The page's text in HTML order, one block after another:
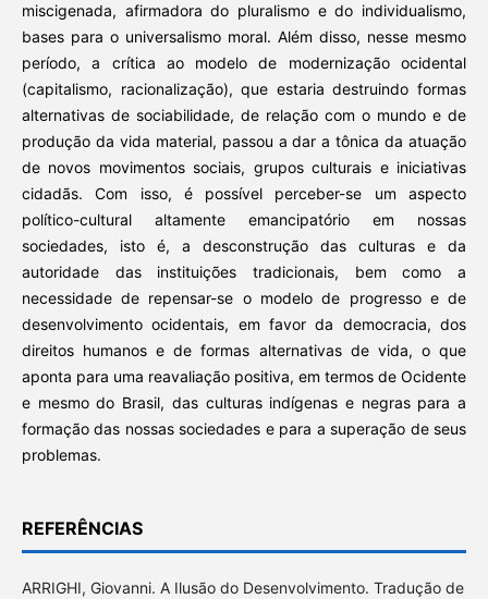
miscigenada, afirmadora do pluralismo e do individualismo,
bases para o universalismo moral. Além disso, nesse mesmo
período, a crítica ao modelo de modernização ocidental
(capitalismo, racionalização), que estaria destruindo formas
alternativas de sociabilidade, de relação com o mundo e de
produção da vida material, passou a dar a tônica da atuação
de novos movimentos sociais, grupos culturais e iniciativas
cidadãs. Com isso, é possível perceber-se um aspecto
político-cultural altamente emancipatório em nossas
sociedades, isto é, a desconstrução das culturas e da
autoridade das instituições tradicionais, bem como a
necessidade de repensar-se o modelo de progresso e de
desenvolvimento ocidentais, em favor da democracia, dos
direitos humanos e de formas alternativas de vida, o que
aponta para uma reavaliação positiva, em termos de Ocidente
e mesmo do Brasil, das culturas indígenas e negras para a
formação das nossas sociedades e para a superação de seus
problemas.
REFERÊNCIAS
ARRIGHI, Giovanni. A Ilusão do Desenvolvimento. Tradução de